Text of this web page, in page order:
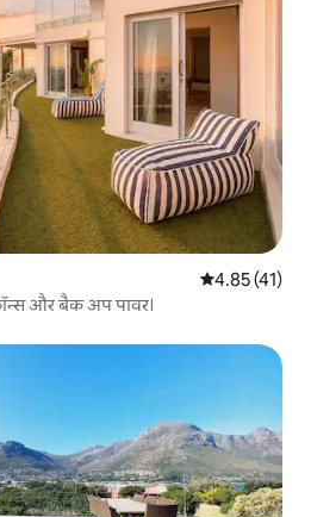
औसत रेटिंग 5 में
4.85 (41)
और बैक अप पावर।